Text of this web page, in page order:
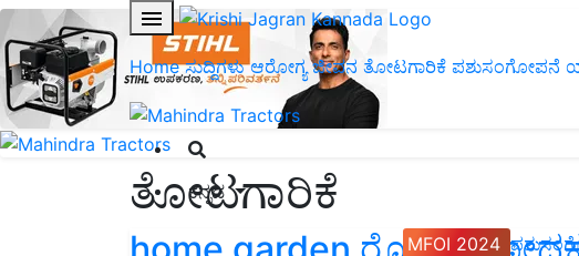
Home ಸುದ್ದಿಗಳು ಆರೋಗ್ಯ ಜೀವನ ತೋಟಗಾರಿಕೆ ಪಶುಸಂಗೋಪನೆ
ಕನ್ನಡ
MFOI 2024
ತೋಟಗಾರಿಕೆ